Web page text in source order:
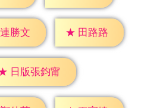
連勝文 ★ 田路路
日版張鈞甯